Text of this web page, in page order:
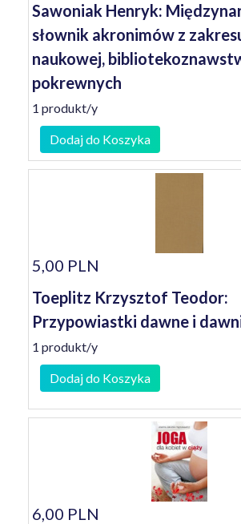
Sawoniak Henryk:
słownik akronimów z
naukowej,
pokrewnych
1 produkt/y
Dodaj do Koszyka
5,00 PLN
Toeplitz Krzysztof Teodor:
Przypowiastki dawne i
1 produkt/y
Dodaj do Koszyka
6,00 PLN